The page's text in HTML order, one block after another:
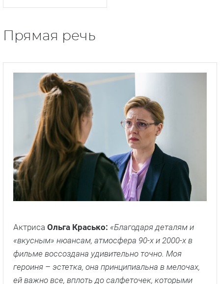
Прямая речь
Актриса Ольга Красько: «Благодаря деталям и
«вкусным» нюансам, атмосфера 90-х и 2000-х в
фильме воссоздана удивительно точно. Моя
героиня – эстетка, она принципиальна в мелочах,
ей важно все, вплоть до салфеточек, которыми